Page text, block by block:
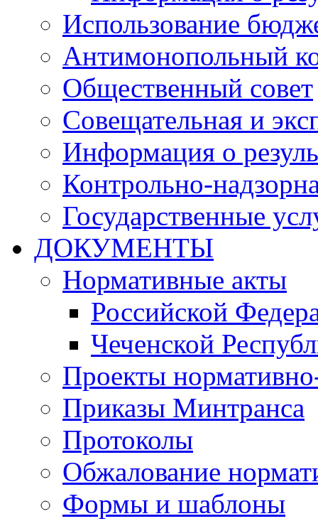
Использование
Антимонопольный
Общественный совет
Совещательная и
Информация о
Контрольно-
Государственные
ДОКУМЕНТЫ
Нормативные акты
Российской
Чеченской
Проекты
Приказы Минтранса
Протоколы
Обжалование
Формы и шаблоны